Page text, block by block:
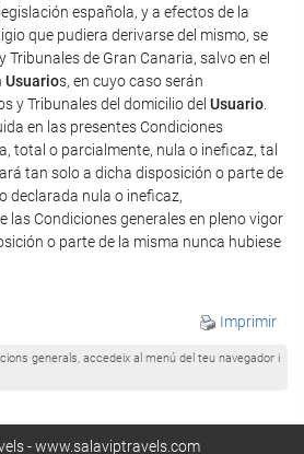
española, y a efectos de la
que pudiera derivarse del mismo, se
de Gran Canaria, salvo en el
Usuarios, en cuyo caso serán
y Tribunales del domicilio del Usuario
en las presentes Condiciones
total o parcialmente, nula o ineficaz, tal
tan solo a dicha disposición o parte de
declarada nula o ineficaz,
las Condiciones generales en pleno vigor
o parte de la misma nunca hubiese
Imprimir
generals, accedeix al menú del teu navegador i
- www.salaviptravels.com